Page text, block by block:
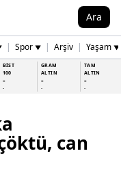
Ara
| Spor ▼ | Arşiv | Yaşam ▼
BİST
100
-
-
GRAM
ALTIN
-
-
TAM
ALTIN
-
-
can